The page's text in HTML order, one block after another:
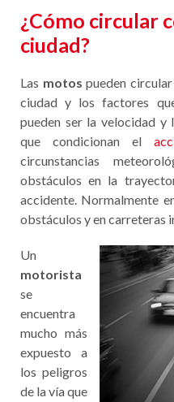
¿Cómo circular
ciudad?
Las motos pueden
ciudad y los factores
pueden ser la velocidad y
que condicionan el
circunstancias
obstáculos en la
accidente. Normalmente
obstáculos y en carreteras
Un
motorista
se
encuentra
mucho más
expuesto a
los peligros
de la vía que